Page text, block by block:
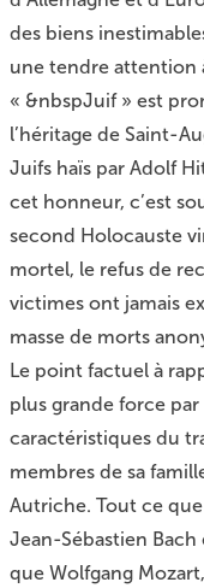
des biens
une tendre attention
« &nbspJuif » est
l’héritage de Saint-
Juifs haïs par Adolf
cet honneur, c’est
second Holocauste
mortel, le refus de
victimes ont jamais
masse de morts
Le point factuel à
plus grande force par
caractéristiques du
membres de sa
Autriche. Tout ce
Jean-Sébastien
que Wolfgang